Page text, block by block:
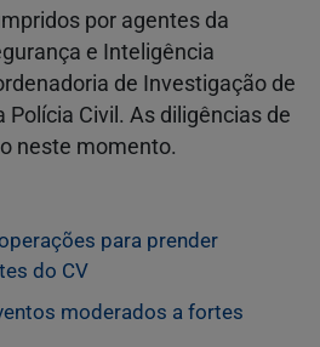
por agentes da
e Inteligência
de Investigação de
Polícia Civil. As diligências de
neste momento.
para prender
do CV
moderados a fortes